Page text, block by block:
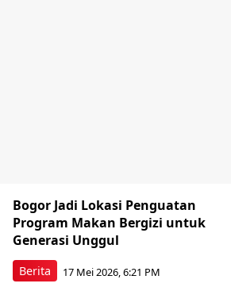
Berita
Bogor Jadi Lokasi Penguatan
Program Makan Bergizi untuk
Generasi Unggul
17 Mei 2026, 6:21 PM